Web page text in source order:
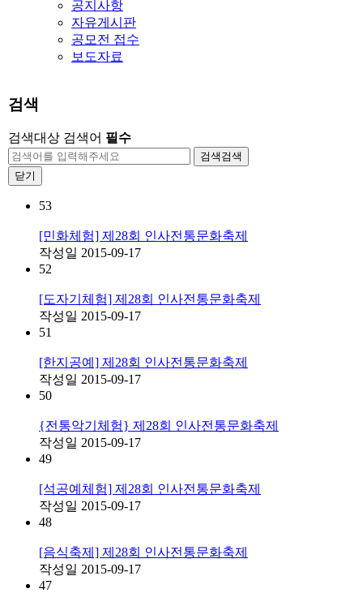
공지사항
자유게시판
공모전 접수
보도자료
검색
검색대상 검색어 필수
검색 검색
닫기
53
[민화체험] 제28회 인사전통문화축제
작성일 2015-09-17
52
[도자기체험] 제28회 인사전통문화축제
작성일 2015-09-17
51
[한지공예] 제28회 인사전통문화축제
작성일 2015-09-17
50
{전통악기체험} 제28회 인사전통문화축제
작성일 2015-09-17
49
[석공예체험] 제28회 인사전통문화축제
작성일 2015-09-17
48
[음식축제] 제28회 인사전통문화축제
작성일 2015-09-17
47